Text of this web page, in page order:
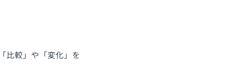
比較」や「変化」を